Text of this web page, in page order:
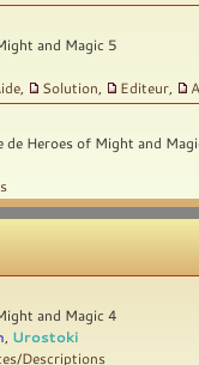
and Magic 5
Solution Editeur
de Heroes of Might and
and Magic 4
Urostoki
Descriptions